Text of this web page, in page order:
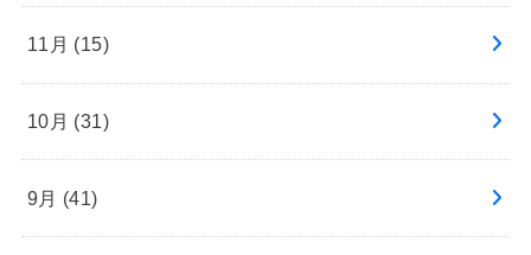
11月 (15)
10月 (31)
9月 (41)